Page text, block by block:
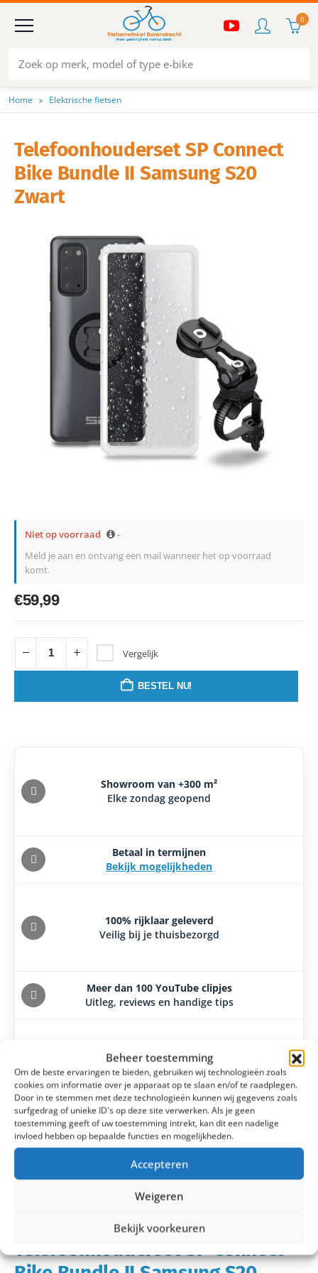
Beheer toestemming
Om de beste ervaringen te bieden, gebruiken wij technologieën zoals
cookies om informatie over je apparaat op te slaan en/of te raadplegen.
Door in te stemmen met deze technologieën kunnen wij gegevens zoals
surfgedrag of unieke ID's op deze site verwerken. Als je geen
toestemming geeft of uw toestemming intrekt, kan dit een nadelige
invloed hebben op bepaalde functies en mogelijkheden.
Accepteren
Weigeren
Bekijk voorkeuren
0
Home Elektrische fietsen
Telefoonhouderset SP Connect
Bike Bundle II Samsung S20
Zwart
Niet op voorraad
-
Meld je aan en ontvang een mail wanneer het op voorraad
komt.
€59,99
Vergelijk
BESTEL NU!
Showroom van +300 m²
Elke zondag geopend
Betaal in termijnen
Bekijk mogelijkheden
100% rijklaar geleverd
Veilig bij je thuisbezorgd
Meer dan 100 YouTube clipjes
Uitleg, reviews en handige tips
Laagsteprijsgarantie
14 dagen bedenktijd
Telefoonhouderset SP Connect